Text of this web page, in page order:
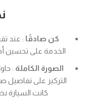
كن صادقًا : عند
الخدمة على تحسين
الصورة الكاملة :
التركيز على تفاصيل
كانت السيارة